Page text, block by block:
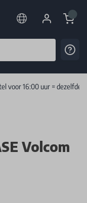
Cart
voor 16:00 uur = dezelfde
Volcom